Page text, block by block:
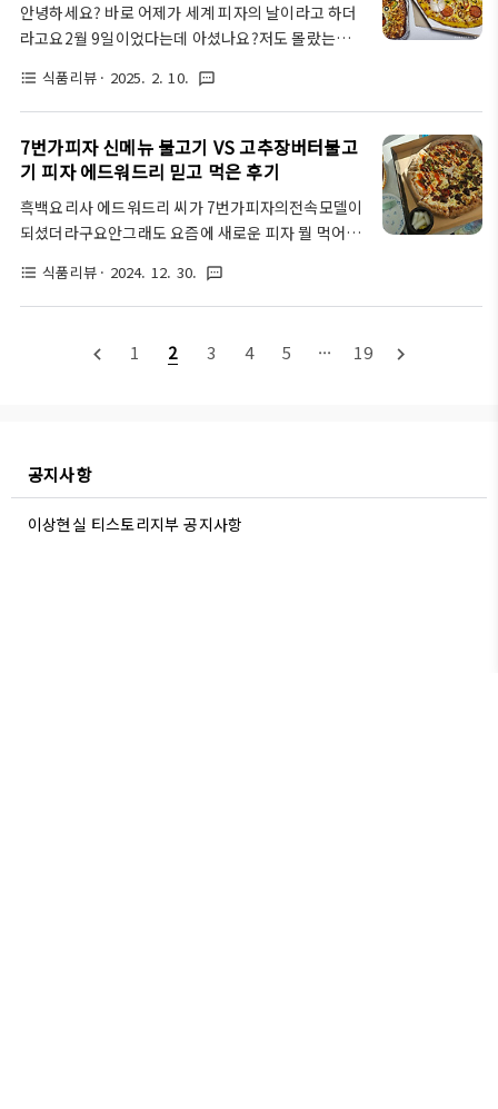
감사하죠다음에도 도시락이랑 음료수 증정 이벤트많
이 해 주세요~ 씨유 사랑해요안성재 셰프님이 먹고 옛
날 기억을 떠올렸던그 감동을 도시락으로 느낄 수 있
쌀을 사용하고 있고요 옛날엔 일본 편의점이 부러웠는
데 이제 한국 편..
안녕하세요? 바로 어제가 세계 피자의 날이라고 하더
라고요2월 9일이었다는데 아셨나요?저도 몰랐는데,
습니다~오늘은 새로운 곳, 어디에서 먹을까 하다가~
항상 잠실에서 르블루피자를 자주 테이크아웃해서 먹
었다는 호두의 가르침에 따라 이번에는 르블루피자를
먹어봤습니다 르블루피자 시그니처 콤비네이션!리
매장마다 상이할 수 있습니다.ㅋㅋ후후~ 르블루피자
캐릭터도 귀엽죠. 파란색 코끼리와 귀여운 동물친구들
입니다. 새랑 원숭이가 피자를 들고 있네요 르블루
히 먹을 수 있는 콤비네이션 맛입니다.콤비네이션 피
format_list_bulleted 식품리뷰 · 2025. 2. 10. textsms
7번가피자 신메뉴 불고기 VS 고추장버터불고
기 피자 에드워드리 믿고 먹은 후기
흑백요리사 에드워드리 씨가 7번가피자의전속모델이
되셨더라구요안그래도 요즘에 새로운 피자 뭘 먹어볼
버터불고기" 맛으로다가!!에드워드리 (이균)씨는재
미교포이지만 우리 한국인의 얼을 지니신 분으로 외국
터불고기 피자랑 너무 잘 어울리시는 모델같아요7번
여기에 속이 꽉 찬 레프리노 자연산 치즈크러스트도
추가하고오븐스파게티도 추가했지요근데... 콜라가
없네?? ㅋ그래도 쿠팡이츠에서 -4000원 할인도 받았
어요가격은 피자단품 21900원인데라지사이즈 추가
format_list_bulleted 식품리뷰 · 2024. 12. 30. textsms
navigate_before 1 2 3 4 5 ··· 19 navigate_next
공지사항
이상현실 티스토리지부 공지사항